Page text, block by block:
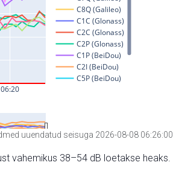
uuendatud seisuga 2026-08-08 06:26:00
vahemikus 38–54 dB loetakse heaks.